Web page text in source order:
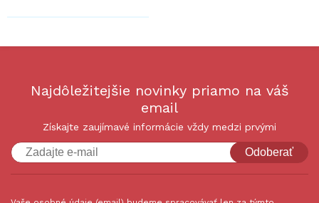
Najdôležitejšie novinky priamo na váš
email
Získajte zaujímavé informácie vždy medzi prvými
Odoberať